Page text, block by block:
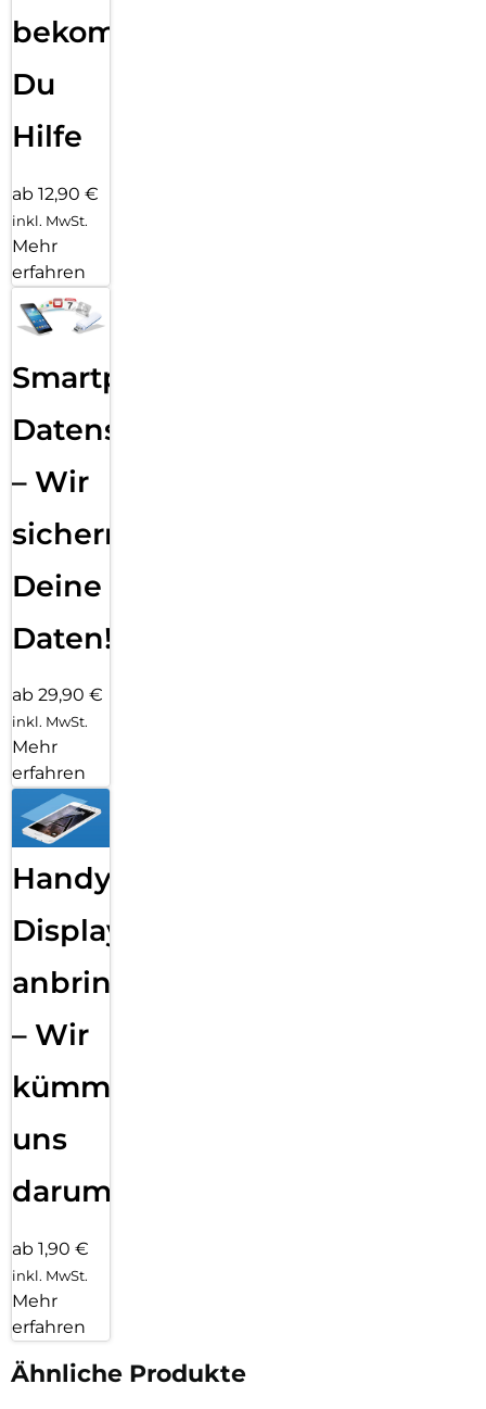
bekommst
Du
Hilfe
ab 12,90 €
inkl. MwSt.
Mehr
erfahren
Smartphone
Datensicherung
– Wir
sichern
Deine
Daten!
ab 29,90 €
inkl. MwSt.
Mehr
erfahren
Handy
Displayfolie
anbringen
– Wir
kümmern
uns
darum!
ab 1,90 €
inkl. MwSt.
Mehr
erfahren
Ähnliche Produkte